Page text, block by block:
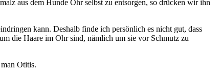
aus dem Hunde Ohr selbst zu entsorgen, so drücken wir ihn
kann. Deshalb finde ich persönlich es nicht gut, dass
die Haare im Ohr sind, nämlich um sie vor Schmutz zu
Otitis.